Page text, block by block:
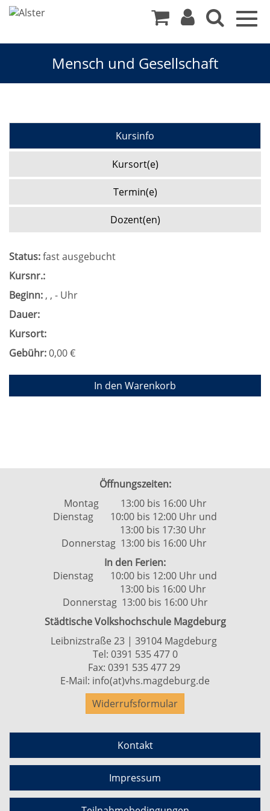
Mensch und Gesellschaft
Kursinfo
Kursort(e)
Termin(e)
Dozent(en)
Status:fast ausgebucht
Kursnr.:
Beginn: , , - Uhr
Dauer:
Kursort:
Gebühr:0,00 €
In den Warenkorb
Öffnungszeiten:
Montag 13:00 bis 16:00 Uhr
Dienstag 10:00 bis 12:00 Uhr und
13:00 bis 17:30 Uhr
Donnerstag 13:00 bis 16:00 Uhr
In den Ferien:
Dienstag 10:00 bis 12:00 Uhr und
13:00 bis 16:00 Uhr
Donnerstag 13:00 bis 16:00 Uhr
Städtische Volkshochschule Magdeburg
Leibnizstraße 23 | 39104 Magdeburg
Tel: 0391 535 477 0
Fax: 0391 535 477 29
E-Mail: info(at)vhs.magdeburg.de
Widerrufsformular
Kontakt
Impressum